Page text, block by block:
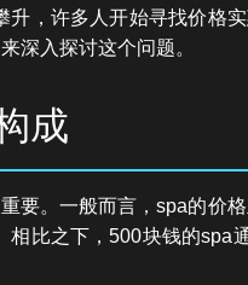
，许多人开始寻找价格
深入探讨这个问题。
成
要。一般而言，spa的价
比之下，500块钱的